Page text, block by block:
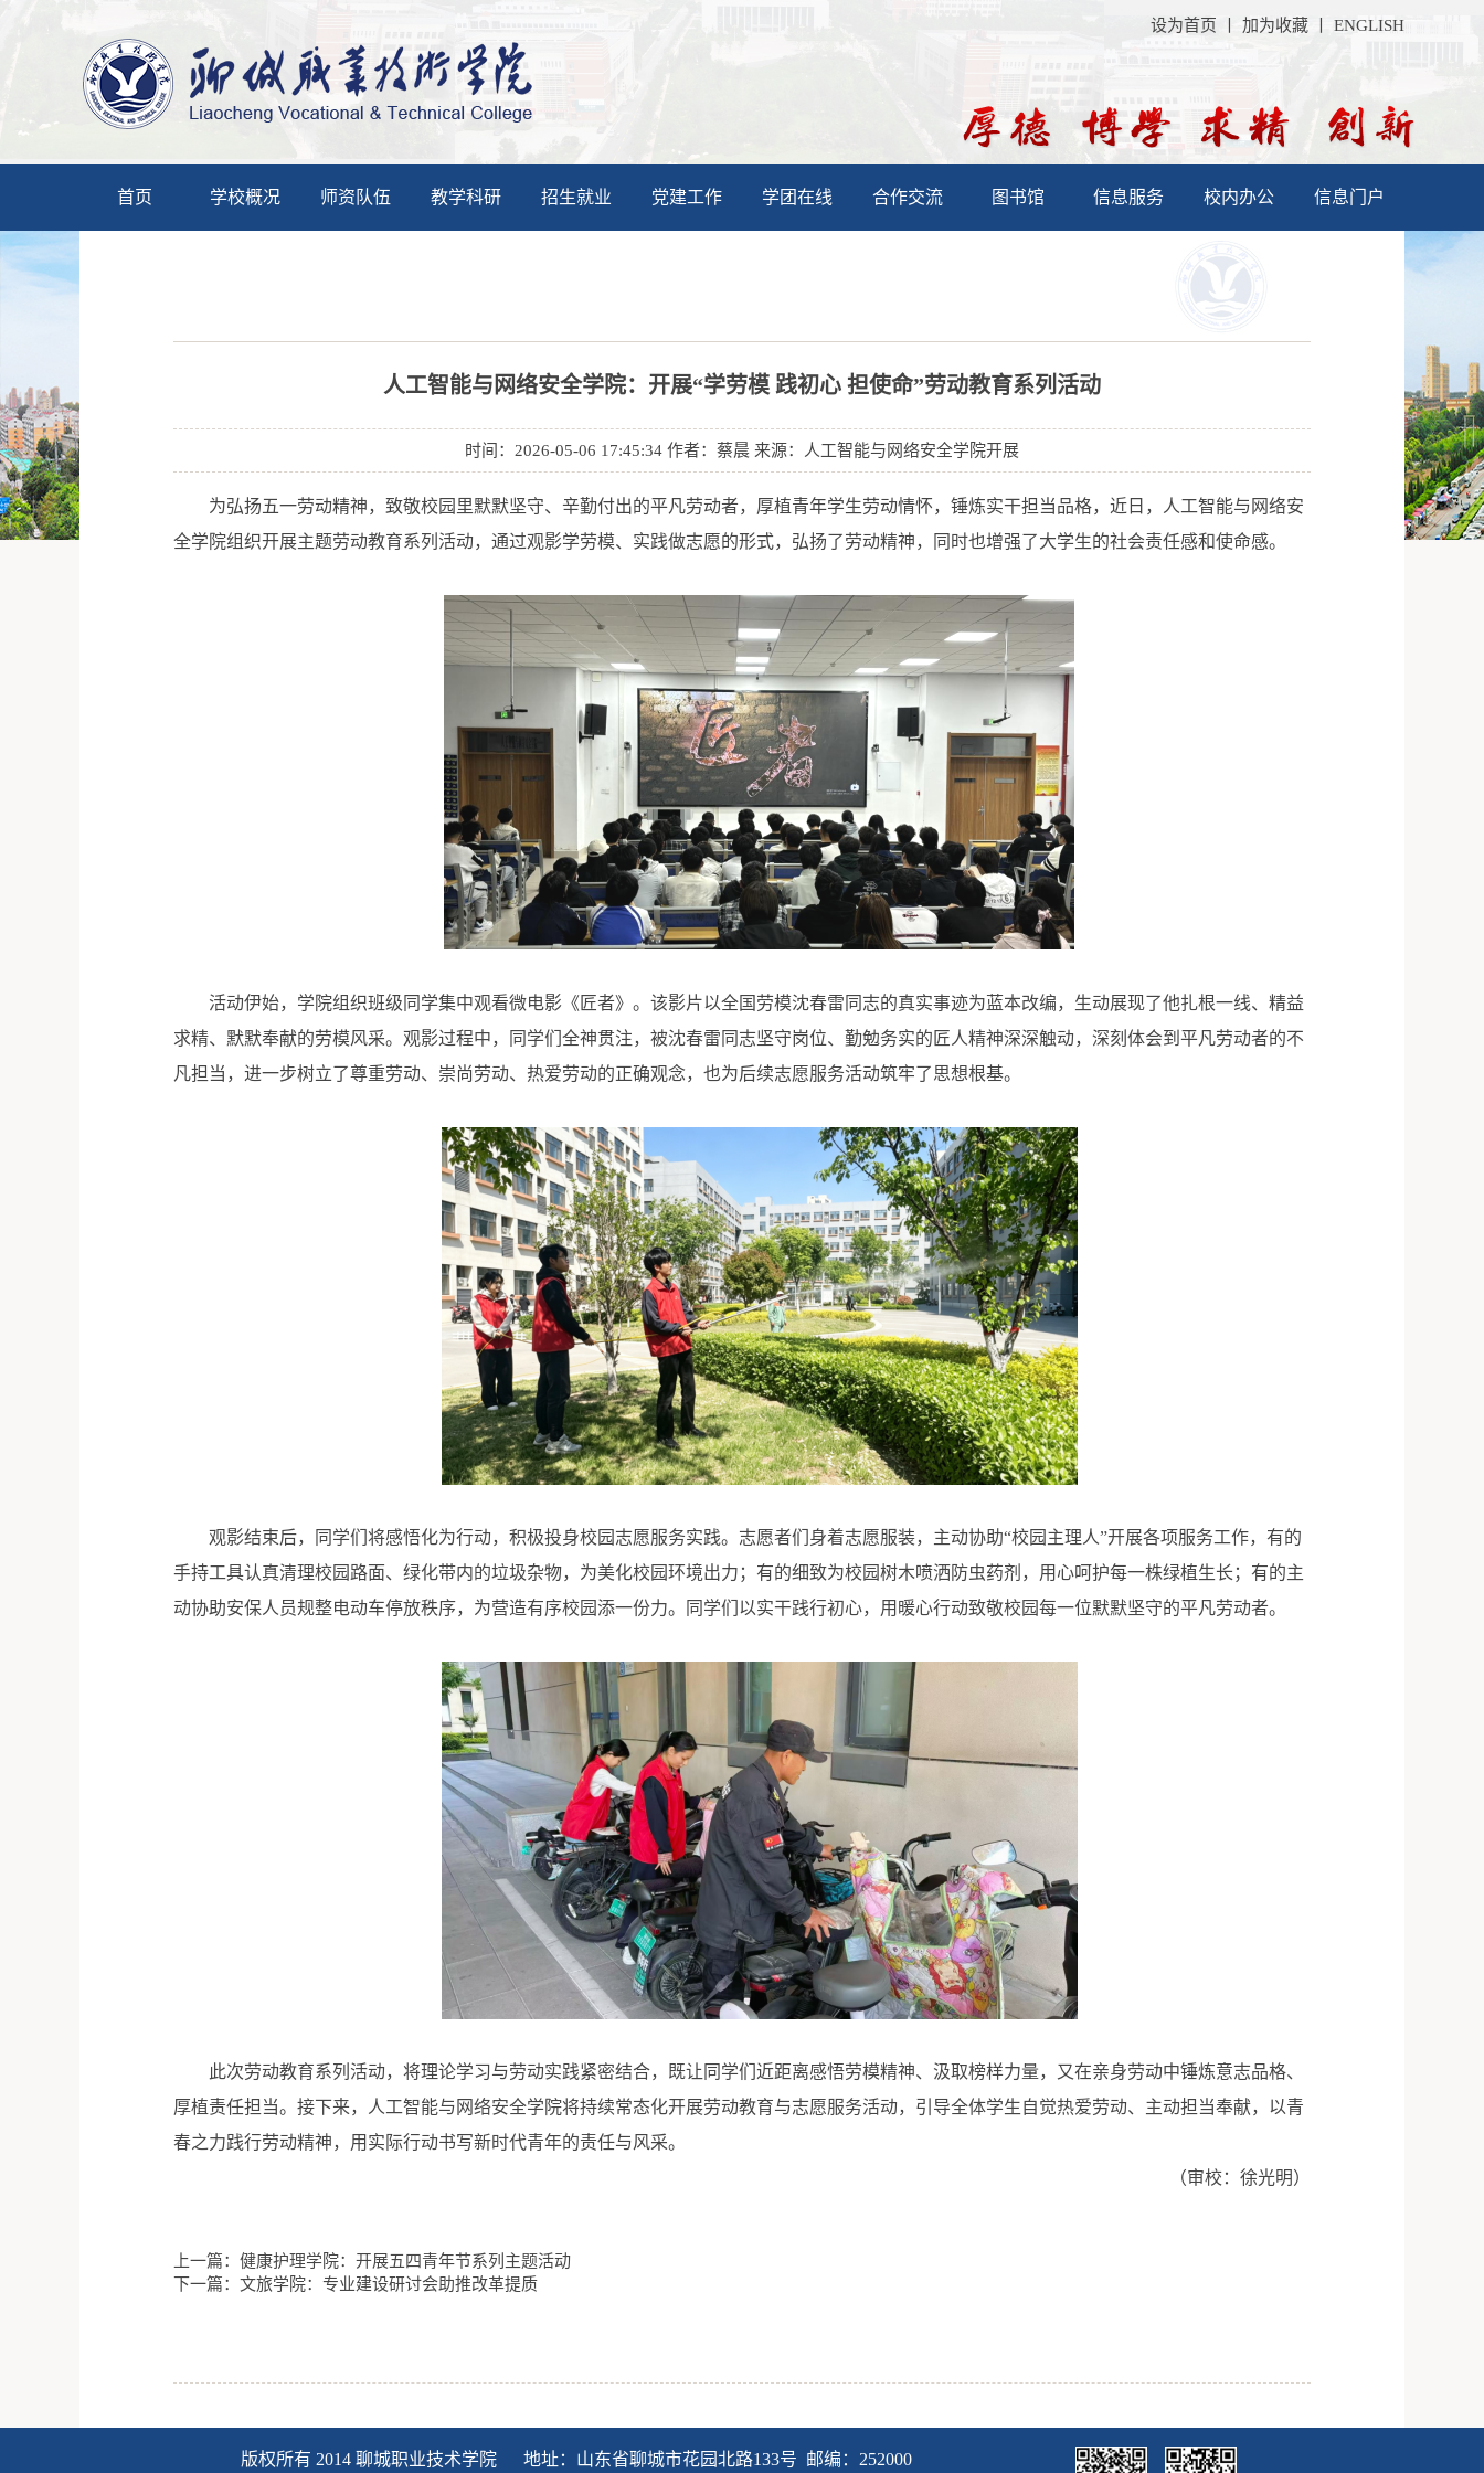
设为首页 加为收藏 ENGLISH
首页 学校概况 师资队伍 教学科研 招生就业 党建工作 学团在线 合作交流 图书馆 信息服务 校内办公 信息门户
人工智能与网络安全学院：开展“学劳模 践初心 担使命”劳动教育系列活动
时间：2026-05-06 17:45:34 作者：蔡晨 来源：人工智能与网络安全学院开展
为弘扬五一劳动精神，致敬校园里默默坚守、辛勤付出的平凡劳动者，厚植青年学生劳动情怀，锤炼实干担当品格，近日，人工智能与网络安
全学院组织开展主题劳动教育系列活动，通过观影学劳模、实践做志愿的形式，弘扬了劳动精神，同时也增强了大学生的社会责任感和使命感。
活动伊始，学院组织班级同学集中观看微电影《匠者》。该影片以全国劳模沈春雷同志的真实事迹为蓝本改编，生动展现了他扎根一线、精益
求精、默默奉献的劳模风采。观影过程中，同学们全神贯注，被沈春雷同志坚守岗位、勤勉务实的匠人精神深深触动，深刻体会到平凡劳动者的不
凡担当，进一步树立了尊重劳动、崇尚劳动、热爱劳动的正确观念，也为后续志愿服务活动筑牢了思想根基。
观影结束后，同学们将感悟化为行动，积极投身校园志愿服务实践。志愿者们身着志愿服装，主动协助“校园主理人”开展各项服务工作，有的
手持工具认真清理校园路面、绿化带内的垃圾杂物，为美化校园环境出力；有的细致为校园树木喷洒防虫药剂，用心呵护每一株绿植生长；有的主
动协助安保人员规整电动车停放秩序，为营造有序校园添一份力。同学们以实干践行初心，用暖心行动致敬校园每一位默默坚守的平凡劳动者。
此次劳动教育系列活动，将理论学习与劳动实践紧密结合，既让同学们近距离感悟劳模精神、汲取榜样力量，又在亲身劳动中锤炼意志品格、
厚植责任担当。接下来，人工智能与网络安全学院将持续常态化开展劳动教育与志愿服务活动，引导全体学生自觉热爱劳动、主动担当奉献，以青
春之力践行劳动精神，用实际行动书写新时代青年的责任与风采。
（审校：徐光明）
上一篇：健康护理学院：开展五四青年节系列主题活动
下一篇：文旅学院：专业建设研讨会助推改革提质
版权所有 2014 聊城职业技术学院 地址：山东省聊城市花园北路133号 邮编：252000